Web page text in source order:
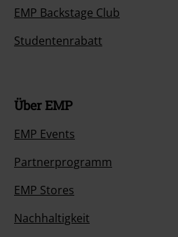
EMP Backstage Club
Studentenrabatt
Über EMP
EMP Events
Partnerprogramm
EMP Stores
Nachhaltigkeit